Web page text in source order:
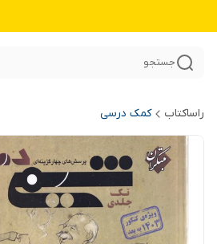
جستجو
راساکتاب کمک درسی